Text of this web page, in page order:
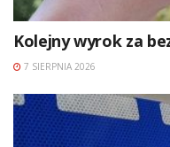
Kolejny wyrok za
7 SIERPNIA 2026